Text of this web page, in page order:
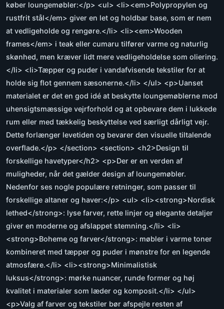
køber loungemøbler:</p> <ul> <li><em>Polypropylen og
rustfrit stål</em> giver en let og holdbar base, som er nem
at vedligeholde og rengøre.</li> <li><em>Wooden
frames</em> i teak eller cumaru tilfører varme og naturlig
skønhed, men kræver lidt mere vedligeholdelse som oliering.
</li> <li>Tæpper og puder i vandafvisende tekstiler for at
holde sig flot gennem sæsonerne.</li> </ul> <p>Uanset
materialet er det en god idé at beskytte loungemøblerne mod
uhensigtsmæssige vejrforhold og at opbevare dem i lukkede
rum eller med tækkelig beskyttelse ved særligt dårligt vejr.
Dette forlænger levetiden og bevarer den visuelle tiltalende
overflade.</p> </section> <section> <h2>Design til
forskellige havetyper</h2> <p>Der er en verden af
muligheder, når det gælder design af loungemøbler.
Nedenfor ses nogle populære retninger, som passer til
forskellige altaner og haver:</p> <ul> <li><strong>Nordisk
lethed</strong>: lyse farver, rette linjer og elegante detaljer
giver en moderne og afslappet stemning.</li> <li>
<strong>Boheme og farver</strong>: møbler i varme toner
kombineret med tæpper og puder i mønstre for en legende
atmosfære.</li> <li><strong>Minimalistisk
luksus</strong>: mørke nuancer, runde former og høj
kvalitet i materialer som læder og komposit.</li> </ul>
<p>Valg af farver og tekstiler bør afspejle resten af